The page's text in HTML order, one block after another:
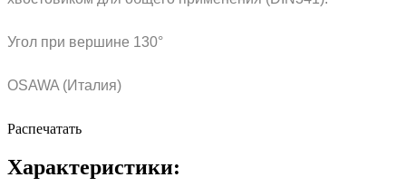
Угол при вершине 130°
OSAWA (Италия)
Распечатать
Характеристики: